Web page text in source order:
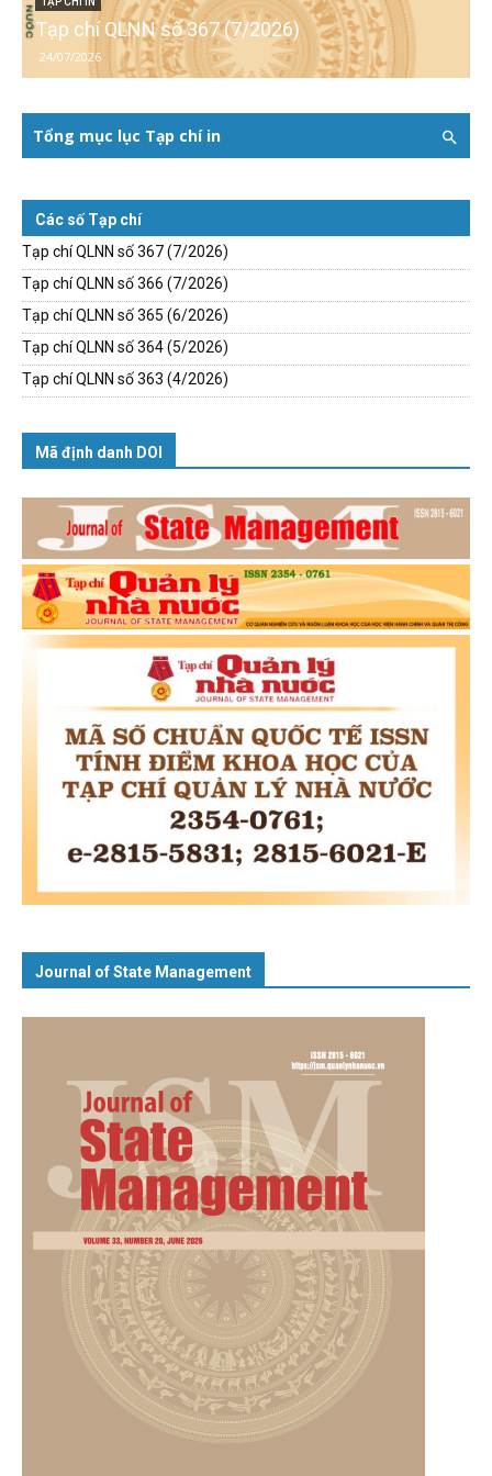
Tạp chí QLNN số 367 (7/2026)
24/07/2026
Tổng mục lục Tạp chí in
Các số Tạp chí
Tạp chí QLNN số 367 (7/2026)
Tạp chí QLNN số 366 (7/2026)
Tạp chí QLNN số 365 (6/2026)
Tạp chí QLNN số 364 (5/2026)
Tạp chí QLNN số 363 (4/2026)
Mã định danh DOI
Journal of State Management